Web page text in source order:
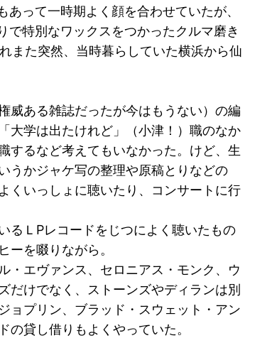
って一時期よく顔を合わせていたが、
特別なワックスをつかったクルマ磨き
また突然、当時暮らしていた横浜から仙
威ある雑誌だったが今はもうない）の編
大学は出たけれど」（小津！）職のなか
するなど考えてもいなかった。けど、生
うかジャケ写の整理や原稿とりなどの
くいっしょに聴いたり、コンサートに行
るＬPレコードをじつによく聴いたもの
を啜りながら。
・エヴァンス、セロニアス・モンク、ウ
だけでなく、ストーンズやディランは別
ョプリン、ブラッド・スウェット・アン
貸し借りもよくやっていた。